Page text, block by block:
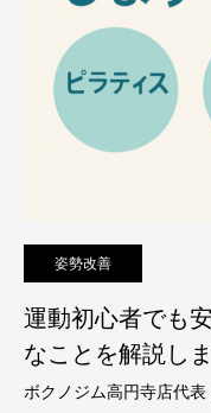
姿勢改善
運動初心者でも
なことを解説し
ボクノジム高円寺店代表